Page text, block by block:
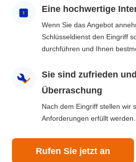
Eine hochwertige
Wenn Sie das Angebot
Schlüsseldienst den Eingriff
durchführen und Ihnen
Sie sind zufrieden
Überraschung
Nach dem Eingriff stellen wir
Anforderungen erfüllt werden.
Rufen Sie jetzt an